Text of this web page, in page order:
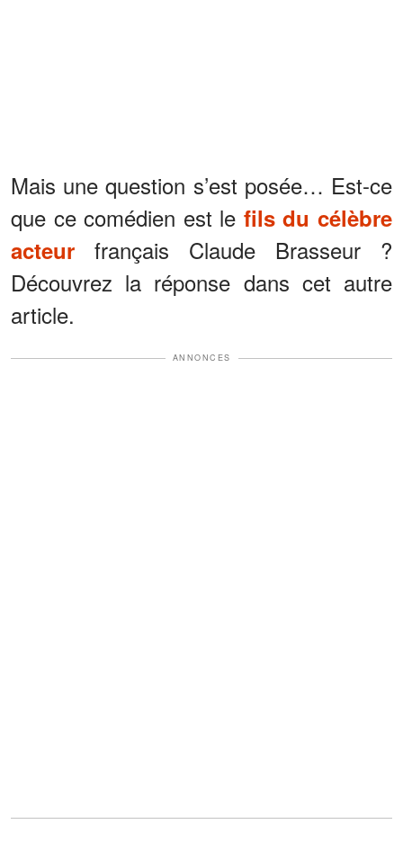
Mais une question s’est posée… Est-ce
que ce comédien est le fils du célèbre
acteur français Claude Brasseur ?
Découvrez la réponse dans cet autre
article.
ANNONCES